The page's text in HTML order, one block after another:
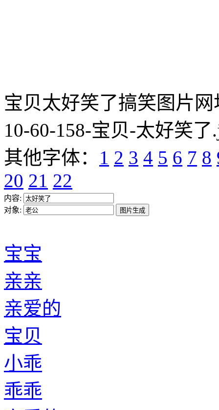
宝贝太好笑了搞笑图片网
10-60-158-宝贝-太好笑了
其他字体： 1 2 3 4 5 6 7 8
20 21 22
内容:
对象:
宝宝
亲亲
亲爱的
宝贝
小乖
乖乖